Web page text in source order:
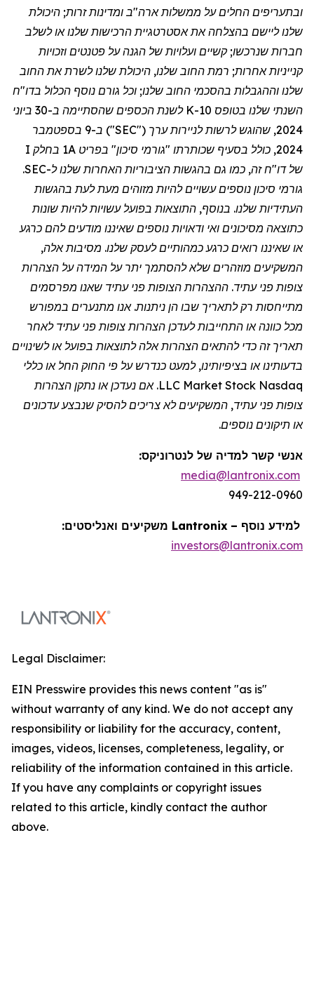
ובתעריפים החלים על ממשלות ארה"ב ומדינות זרות; היכולת
שלנו ליישם בהצלחה את אסטרטגיית הרכישות שלנו או לשלב
חברות שנרכשו; קשיים ועלויות של הגנה על פטנטים וזכויות
קנייניות אחרות; רמת החוב שלנו, היכולת שלנו לשרת את החוב
שלנו וההגבלות בהסכמי החוב שלנו; וכל גורם נוסף הכלול בדו"ח
השנתי שלנו בטופס 10-K לשנת הכספים שהסתיימה ב-30 ביוני
2024, שהוגש לרשות לניירות ערך ("SEC") ב-9 בספטמבר
2024, כולל בסעיף שכותרתו "גורמי סיכון" בפריט 1A בחלק I
של דו"
ח זה, כמו גם בהגשות הציבוריות האחרות שלנו ל-SEC.
גורמי סיכון נוספים עשויים להיות מזוהים מעת לעת בהגשות
העתידיות שלנו. בנוסף, התוצאות בפועל עשויות להיות שונות
כתוצאה מסיכונים ואי ודאויות נוספים שאיננו מודעים להם כרגע
או שאיננו רואים כרגע כמהותיים לעסק שלנו. מסיבות אלה,
המשקיעים מוזהרים שלא להסתמך יתר על המידה על הצהרות
צופות פני עתיד. ההצהרות הצופות פני עתיד שאנו מפרסמים
מתייחסות רק לתאריך שבו הן ניתנות. אנו מתנערים במפורש
מכל כוונה או התחייבות לעדכן הצהרות צופות פני עתיד לאחר
תאריך זה כדי להתאים הצהרות אלה לתוצאות בפועל או לשינויים
בדעותינו או בציפיותינו, למעט כנדרש על פי החוק החל או כללי
Nasdaq
Market
LLC. אם נעדכן או נתקן הצהרות
צופות פני עתיד, המשקיעים לא צריכים להסיק שנבצע עדכונים
או תיקונים נוספים.
אנשי קשר למדיה של לנטרוניקס:
media@lantronix.com
949-212-0960
למידע נוסף – Lantronix משקיעים ואנליסטים:
investors@lantronix.com
Legal Disclaimer:
EIN Presswire provides this news content "as is"
without warranty of any kind. We do not accept any
responsibility or liability for the accuracy, content,
images, videos, licenses, completeness, legality, or
reliability of the information contained in this article.
If you have any complaints or copyright issues
related to this article, kindly contact the author
above.